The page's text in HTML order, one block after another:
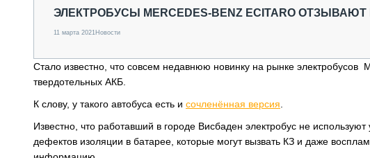
ГРУЗОПЕРЕВОЗКИ
ИСПЫТАТЕЛИ
ТЕХНОЛОГИИ
ДОРОЖНАЯ ИНДУСТРИЯ
СЕРВИСМЕНЫ
ЭЛЕКТРОБУСЫ MERCEDES-BENZ ECITARO
11 марта 2021Новости
Стало известно, что совсем недавнюю новинку на рынке электробусов
твердотельных АКБ.
К слову, у такого автобуса есть и сочленённая версия
Известно, что работавший в городе Висбаден электробус не
дефектов изоляции в батарее, которые могут вызвать КЗ и даже